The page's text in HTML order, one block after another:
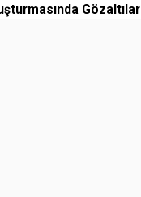
Gözaltılar